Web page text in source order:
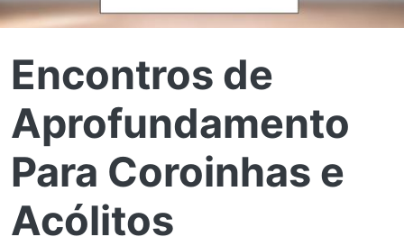
Encontros de
Aprofundamento
Para Coroinhas e
Acólitos